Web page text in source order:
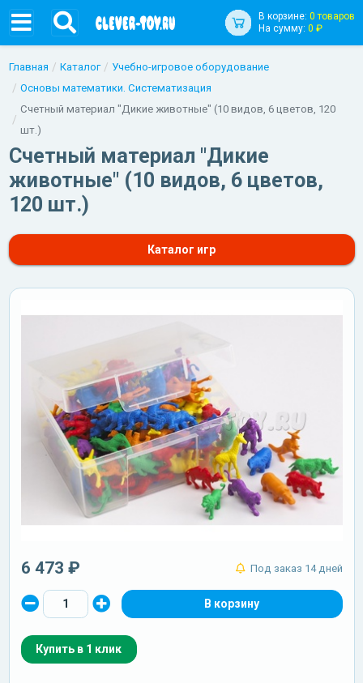
В корзине: 0 товаров
На сумму: 0 ₽
Главная Каталог
Учебно-игровое оборудование
Основы математики. Систематизация
Счетный материал "Дикие животные" (10 видов, 6 цветов, 120
шт.)
Счетный материал "Дикие
животные" (10 видов, 6 цветов,
120 шт.)
Каталог игр
6 473 ₽ Под заказ 14 дней
Купить в 1 клик